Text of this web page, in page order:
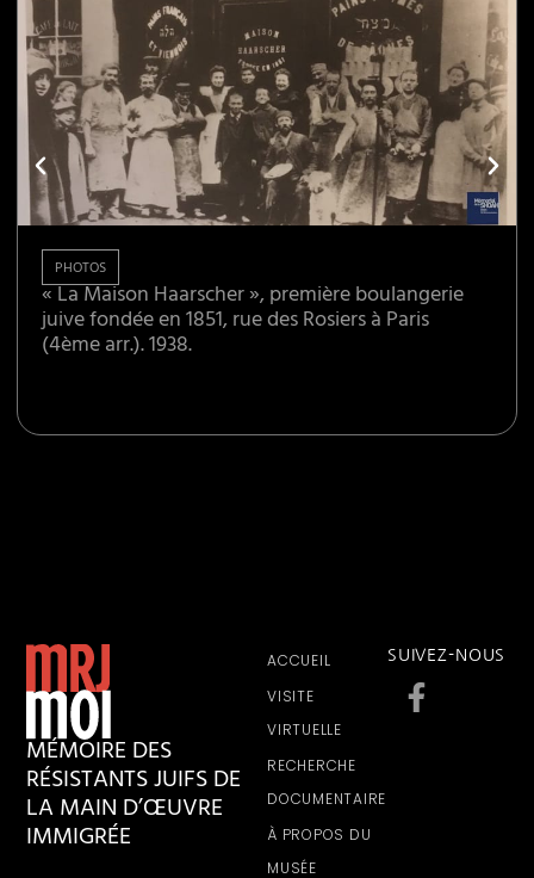
PHOTOS
« La Maison Haarscher », première boulangerie
juive fondée en 1851, rue des Rosiers à Paris
(4ème arr.). 1938.
MÉMOIRE DES
RÉSISTANTS JUIFS DE
LA MAIN D’ŒUVRE
IMMIGRÉE
ACCUEIL
VISITE
VIRTUELLE
RECHERCHE
DOCUMENTAIRE
À PROPOS DU
MUSÉE
SUIVEZ-NOUS